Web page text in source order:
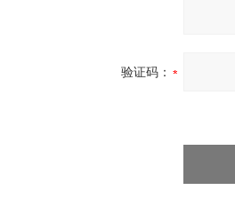
验证码：